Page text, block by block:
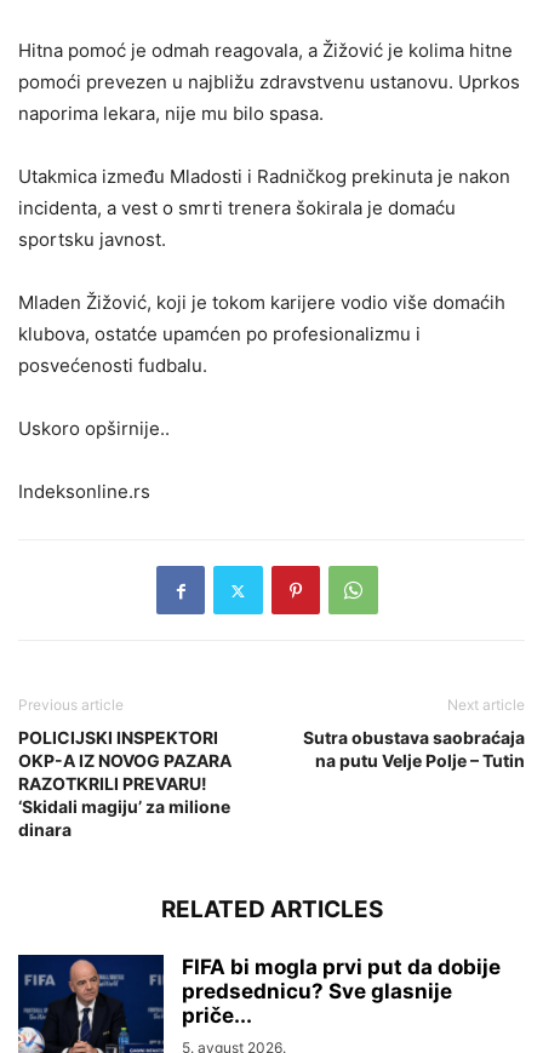
Hitna pomoć je odmah reagovala, a Žižović je kolima hitne
pomoći prevezen u najbližu zdravstvenu ustanovu. Uprkos
naporima lekara, nije mu bilo spasa.
Utakmica između Mladosti i Radničkog prekinuta je nakon
incidenta, a vest o smrti trenera šokirala je domaću
sportsku javnost.
Mladen Žižović, koji je tokom karijere vodio više domaćih
klubova, ostatće upamćen po profesionalizmu i
posvećenosti fudbalu.
Uskoro opširnije..
Indeksonline.rs
Previous article
POLICIJSKI INSPEKTORI
OKP-A IZ NOVOG PAZARA
RAZOTKRILI PREVARU!
‘Skidali magiju’ za milione
dinara
Next article
Sutra obustava saobraćaja
na putu Velje Polje – Tutin
RELATED ARTICLES
FIFA bi mogla prvi put da dobije
predsednicu? Sve glasnije
priče...
5. avgust 2026.